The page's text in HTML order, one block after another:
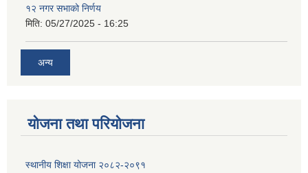
१२ नगर सभाको निर्णय
मिति: 05/27/2025 - 16:25
अन्य
योजना तथा परियोजना
स्थानीय शिक्षा योजना २०८२-२०९१